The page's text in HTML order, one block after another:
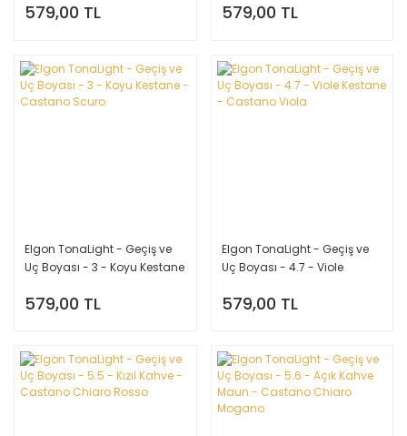
579,00 TL 579,00 TL
Elgon TonaLight - Geçiş ve
Uç Boyası - 3 - Koyu Kestane
579,00 TL
Elgon TonaLight - Geçiş ve
Uç Boyası - 4.7 - Viole
579,00 TL